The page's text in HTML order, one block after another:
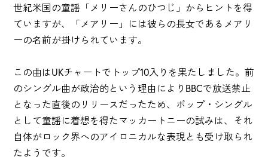
世紀米国の童謡「メリーさんのひつじ」からヒントを得
ていますが、「メアリー」には彼らの長女であるメアリ
ーの名前が掛けられています。
この曲はUKチャートでトップ10入りを果たしました。前
のシングル曲が政治的という理由によりBBCで放送禁止
となった直後のリリースだったため、ポップ・シングル
として童謡に着想を得たマッカートニーの試みは、それ
自体がロック界へのアイロニカルな表現とも受け取られ
たようです。